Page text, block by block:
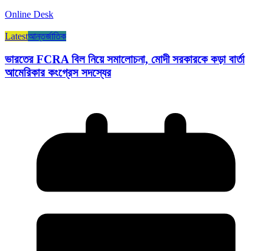
Online Desk
Latestআন্তর্জাতিক
ভারতের FCRA বিল নিয়ে সমালোচনা, মোদী সরকারকে কড়া বার্তা
আমেরিকার কংগ্রেস সদস্যের